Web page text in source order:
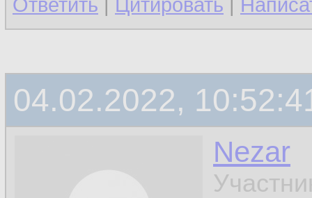
Ответить Цитировать
04.02.2022,
Nezar